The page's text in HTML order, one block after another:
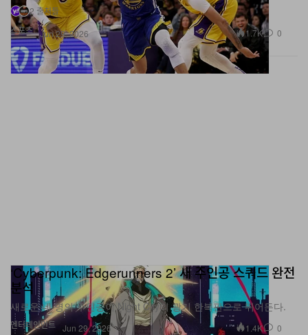
스포츠
2 출처들
Jun 29, 2026
1.7K 0
엔터테인먼트
‘Cyberpunk: Edgerunners 2’ 새 주인공 스쿼드 완전
분석
새로운 네 명의 주인공이 Night City의 광기 한복판으로 뛰어든다.
Jun 29, 2026 1.4K 0